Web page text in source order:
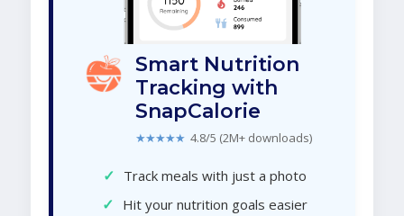
Smart Nutrition
Tracking with
SnapCalorie
★★★★★ 4.8/5 (2M+ downloads)
✓ Track meals with just a photo
✓ Hit your nutrition goals easier